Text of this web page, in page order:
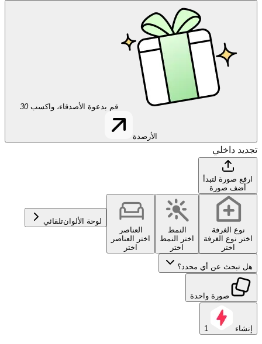
قم بدعوة الأصدقاء، واكسب 30
الأرصدة
تجديد داخلي
ارفع صورة لتبدأ
أضف صورة
نوع الغرفة
اختر نوع الغرفة
اختر
النمط
اختر النمط
اختر
العناصر
اختر العناصر
اختر
لوحة الألوانتلقائي
هل تبحث عن أي محدد؟
صورة واحدة
إنشاء 1